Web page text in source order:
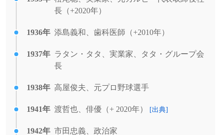
長（+2020年）
1936年 添島義和、歯科医師（+2010年）
1937年 ラタン・タタ、実業家、タタ・グループ会
長
1938年 高屋俊夫、元プロ野球選手
1941年 渡哲也、俳優（+ 2020年） [出典]
1942年 市田忠義、政治家